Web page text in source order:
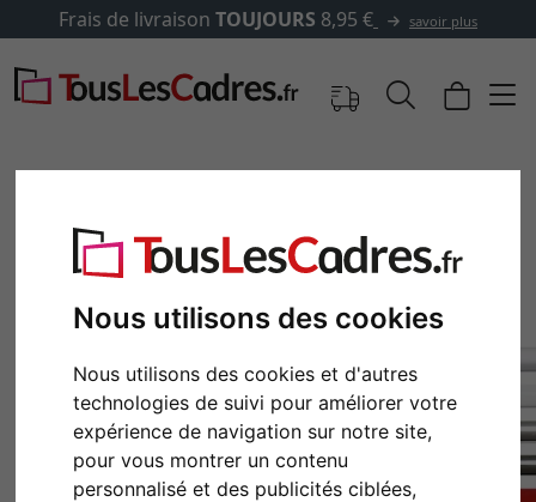
Nous utilisons des cookies
Nous utilisons des cookies et d'autres
technologies de suivi pour améliorer votre
expérience de navigation sur notre site,
pour vous montrer un contenu
personnalisé et des publicités ciblées,
livraisonTOUJOURS8,95 € savoir plus
Retour